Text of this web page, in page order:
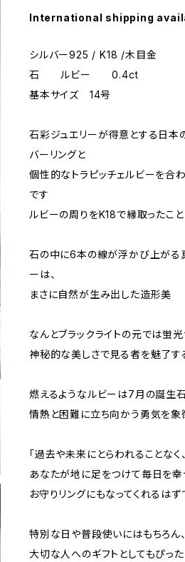
International shipping
シルバー925 / K18 /木目金
石 ルビー 0.4ct
基本サイズ 14号
石彩ジュエリーが得意とする日本
バーリングと
個性的なトラピッチェルビーを合
です
ルビーの周りをK18で縁取ったこと
石の中に6本の線が浮かび上がる
ーは、
まさに自然が生み出した造形美
なんとブラックライトの元では蛍
神秘的な美しさで見る者を魅了す
燃えるようなルビーは7月の誕生
情熱と困難に立ち向かう勇気を象
「過去や未来にとらわれることなく
あなたが地に足をつけて毎日を幸
お守りリングにもなってくれるはず
特別な日や普段使いにはもちろん、
大切な人へのギフトとしてもぴった